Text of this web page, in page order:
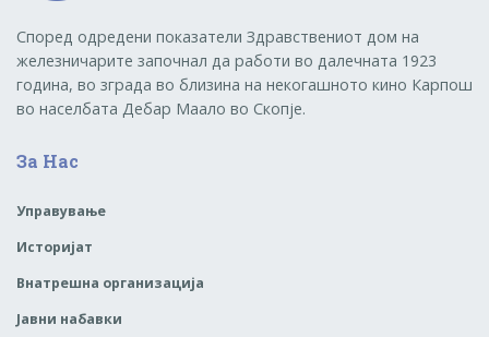
Според одредени показатели Здравствениот дом на
железничарите започнал да работи во далечната 1923
година, во зграда во близина на некогашното кино Карпош
во населбата Дебар Маало во Скопје.
За Нас
Управување
Историјат
Внатрешна организација
Јавни набавки